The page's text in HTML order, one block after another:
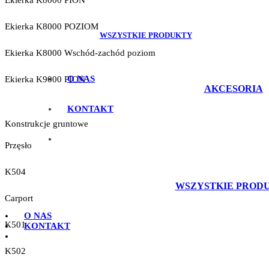
WSZYSTKIE PRODUKTY
O NAS
KONTAKT
AKCESORIA
WSZYSTKIE
O NAS
KONTAKT
Ekierka K8000 POZIOM
Ekierka K8000 Wschód-zachód poziom
Ekierka K9000 PION
Konstrukcje gruntowe
Przęsło
K504
Carport
K501
K502